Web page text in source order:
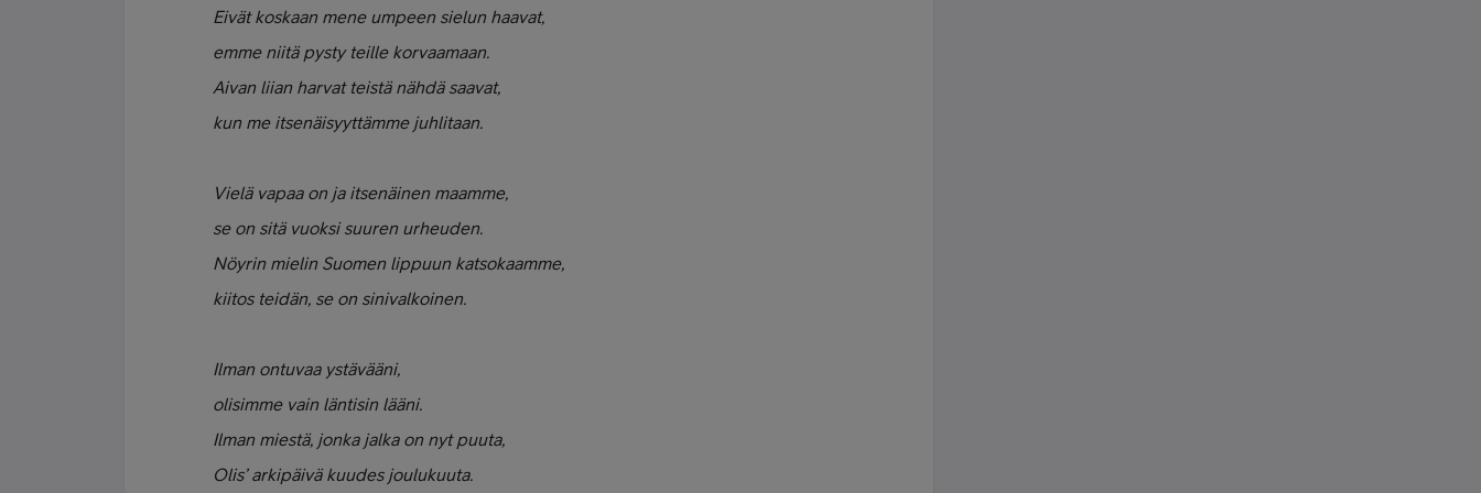
Eivät koskaan mene umpeen sielun haavat,
emme niitä pysty teille korvaamaan.
Aivan liian harvat teistä nähdä saavat,
kun me itsenäisyyttämme juhlitaan.
Vielä vapaa on ja itsenäinen maamme,
se on sitä vuoksi suuren urheuden.
Nöyrin mielin Suomen lippuun katsokaamme,
kiitos teidän, se on sinivalkoinen.
Ilman ontuvaa ystävääni,
olisimme vain läntisin lääni.
Ilman miestä, jonka jalka on nyt puuta,
Olis’ arkipäivä kuudes joulukuuta.